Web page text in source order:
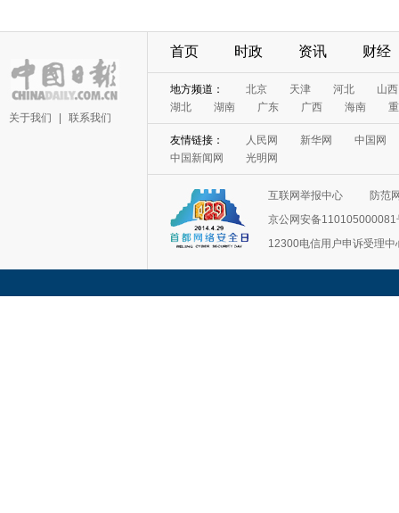
关于我们 联系我们
首页 时政 资讯 财经
地方频道： 北京 天津 河北
山西
湖北
湖南 广东 广西 海南
友情链接： 人民网 新华网
中国网
中国新闻网
光明网
互联网举报中心
防范
京公网安备110105000081
12300电信用户申诉受理中